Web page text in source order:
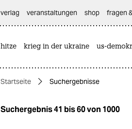
themen
politik
verlag
veranstaltungen shop fragen
hitze krieg in der ukraine us-
Startseite Suchergebnisse
Suchergebnis 41 bis 60 von 1000